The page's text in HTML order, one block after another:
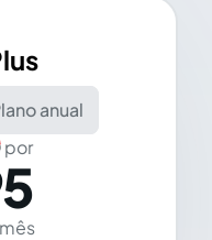
anual
por